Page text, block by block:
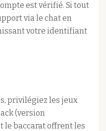
est vérifié. Si tout
via le chat en
votre identifiant
privilégiez les jeux
(version
le baccarat offrent les